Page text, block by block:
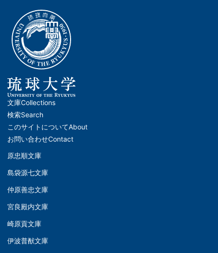
メ
イ
ン
ナ
ビ
ー
シ
ョ
ン
文庫Collections
検索Search
このサイトについてAbout
お問い合わせContact
文
(Left)
原忠順文庫
島袋源七文庫
仲原善忠文庫
文
(Middle)
宮良殿内文庫
崎原貢文庫
伊波普猷文庫